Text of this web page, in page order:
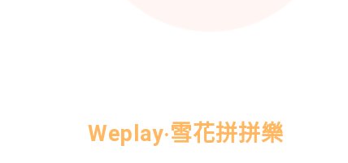
Weplay‧雪花拼拼樂